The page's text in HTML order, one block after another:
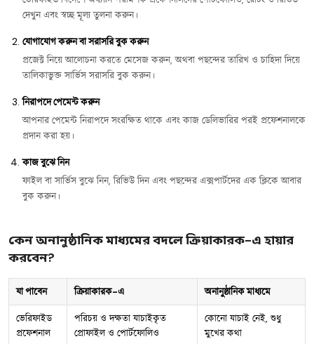
দেখুন এবং স্বচ্ছ মূল্য তুলনা করুন।
যোগাযোগ করুন বা সরাসরি বুক করুন
প্রজেক্ট নিয়ে আলোচনা করতে মেসেজ করুন, অথবা পছন্দের তারিখ ও চাহিদা দিয়ে
তালিকাভুক্ত সার্ভিস সরাসরি বুক করুন।
নিরাপদে পেমেন্ট করুন
আপনার পেমেন্ট নিরাপদে সংরক্ষিত থাকে এবং কাজ ডেলিভারির পরই প্রফেশনালকে
প্রদান করা হয়।
কাজ বুঝে নিন
ফাইল বা সার্ভিস বুঝে নিন, রিভিউ দিন এবং পছন্দের এক্সপার্টদের এক ক্লিকে আবার
বুক করুন।
কেন অনানুষ্ঠানিক মাধ্যমের বদলে ক্রিয়াকারক-এ হায়ার
করবেন?
যা পাবেন ক্রিয়াকারক-এ অনানুষ্ঠানিক মাধ্যমে
ভেরিফাইড
প্রফেশনাল
পরিচয় ও দক্ষতা যাচাইকৃত
প্রোফাইল ও পোর্টফোলিও
কোনো যাচাই নেই, শুধু
মুখের কথা